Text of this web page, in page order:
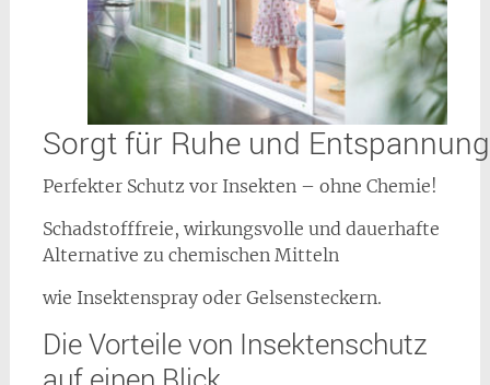
Sorgt für Ruhe und
Perfekter Schutz vor Insekten – ohne Chemie!
Schadstofffreie, wirkungsvolle und dauerhafte
Alternative zu chemischen Mitteln
wie Insektenspray oder Gelsensteckern.
Die Vorteile von Insektenschutz